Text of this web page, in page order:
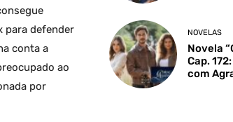
para defender
conta a
ao
por
NOVELAS
Novela
Cap.
com